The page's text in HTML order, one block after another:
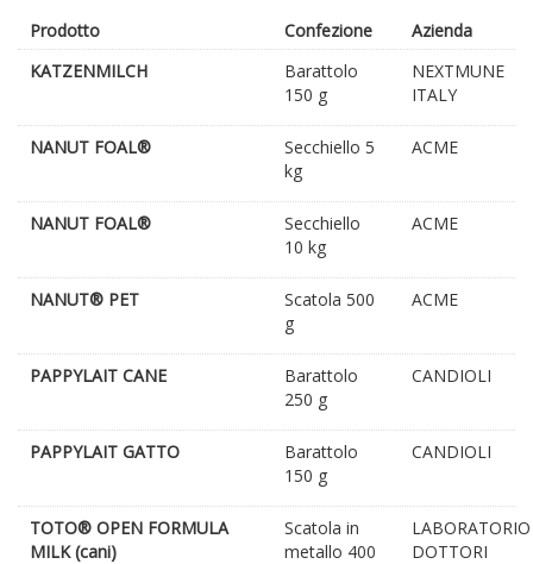
Prodotto Confezione
Azienda
KATZENMILCH
Barattolo
150 g
NEXTMUNE
ITALY
NANUT FOAL®
Secchiello 5
kg
ACME
NANUT FOAL®
Secchiello
10 kg
ACME
NANUT® PET
Scatola 500
g
ACME
PAPPYLAIT CANE
Barattolo
250 g
CANDIOLI
PAPPYLAIT GATTO
Barattolo
150 g
CANDIOLI
TOTO® OPEN FORMULA
MILK (cani)
Scatola in
metallo 400
LABORATORIO
DOTTORI